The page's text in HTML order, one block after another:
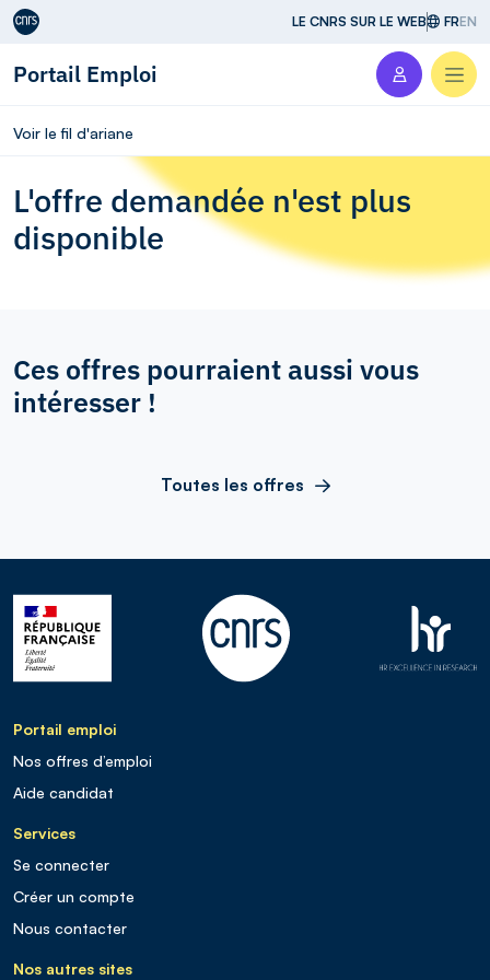
Aller au contenu LE CNRS SUR LE WEB FREN
Portail Emploi
Voir le fil d'ariane
L'offre demandée n'est plus
disponible
Ces offres pourraient aussi vous
intéresser !
Toutes les offres
Portail emploi
Nos offres d’emploi
Aide candidat
Services
Se connecter
Créer un compte
Nous contacter
Nos autres sites